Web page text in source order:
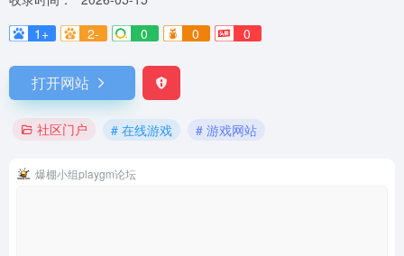
1+
2- 0 0 0
打开网站
社区门户 # 在线游戏 # 游戏网站
爆棚小组playgm论坛